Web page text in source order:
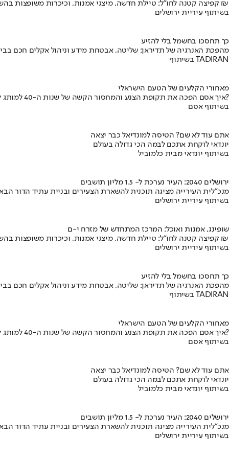
קפיצה קטנה לחו"ל: טיילת חדשה, מיצגי אמנות, וכיכרות משופצות בהשקעה של 100 מיליון ₪
בשיתוף עיריית ירושלים
כך תחסכו בחשמל בלי להזיע
מהפכת האנרגיה של תדיראן: שליטה, אבטחת מידע וניהול אקלים חכם
בשיתוף TADIRAN
מאחורי הקלעים של הטעם הישראלי
איך אסם הפכה את תקופת הצנע והמחסור הקשה של שנות ה-40 למותג לאומי?
בשיתוף אסם
אתם עוד לא שם? הטיסה למונדיאל כבר יצאה
יונדאי לוקחת אתכם לבמה הכי גדולה בעולם
בשיתוף יונדאי מבית כלמוביל
ירושלים 2040: העיר נערכת ל- 1.5 מליון תושבים
מנכ"לית העירייה מציגה תוכנית להשארת הצעירים ובניית עתיד הדור
בשיתוף עיריית ירושלים
שופינג, אמנות ואוכל: המרכז המתחדש של מזרח י-ם
קפיצה קטנה לחו"ל: טיילת חדשה, מיצגי אמנות, וכיכרות משופצות בהשקעה של 100 מיליון ₪
בשיתוף עיריית ירושלים
כך תחסכו בחשמל בלי להזיע
מהפכת האנרגיה של תדיראן: שליטה, אבטחת מידע וניהול אקלים חכם
בשיתוף TADIRAN
מאחורי הקלעים של הטעם הישראלי
איך אסם הפכה את תקופת הצנע והמחסור הקשה של שנות ה-40 למותג לאומי?
בשיתוף אסם
אתם עוד לא שם? הטיסה למונדיאל כבר יצאה
יונדאי לוקחת אתכם לבמה הכי גדולה בעולם
בשיתוף יונדאי מבית כלמוביל
ירושלים 2040: העיר נערכת ל- 1.5 מליון תושבים
מנכ"לית העירייה מציגה תוכנית להשארת הצעירים ובניית עתיד הדור
בשיתוף עיריית ירושלים